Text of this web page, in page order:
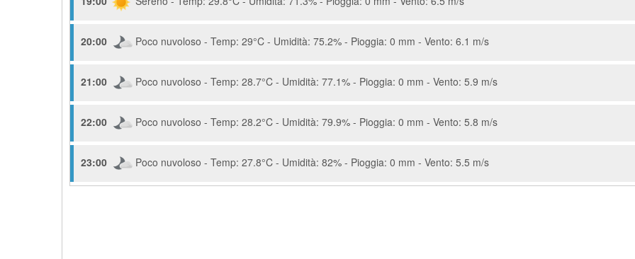
20:00 Poco nuvoloso - Temp: 29°C - Umidità: 75.2% - Pioggia: 0 mm - Vento: 6.1 m/s
21:00 Poco nuvoloso - Temp: 28.7°C - Umidità: 77.1% - Pioggia: 0 mm - Vento: 5.9 m/s
22:00 Poco nuvoloso - Temp: 28.2°C - Umidità: 79.9% - Pioggia: 0 mm - Vento: 5.8 m/s
23:00 Poco nuvoloso - Temp: 27.8°C - Umidità: 82% - Pioggia: 0 mm - Vento: 5.5 m/s